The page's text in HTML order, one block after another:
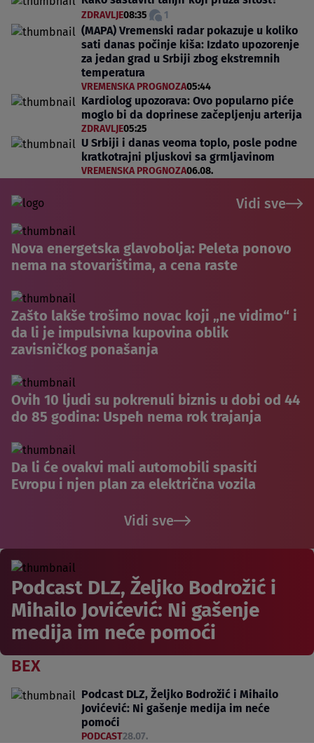
ZDRAVLJE08:35 1
(MAPA) Vremenski radar pokazuje u koliko
sati danas počinje kiša: Izdato upozorenje
za jedan grad u Srbiji zbog ekstremnih
temperatura
VREMENSKA PROGNOZA05:44
Kardiolog upozorava: Ovo popularno piće
moglo bi da doprinese začepljenju arterija
ZDRAVLJE05:25
U Srbiji i danas veoma toplo, posle podne
kratkotrajni pljuskovi sa grmljavinom
VREMENSKA PROGNOZA06.08.
Vidi sve
Nova energetska glavobolja: Peleta ponovo
nema na stovarištima, a cena raste
Zašto lakše trošimo novac koji „ne vidimo“ i
da li je impulsivna kupovina oblik
zavisničkog ponašanja
Ovih 10 ljudi su pokrenuli biznis u dobi od 44
do 85 godina: Uspeh nema rok trajanja
Da li će ovakvi mali automobili spasiti
Evropu i njen plan za električna vozila
Vidi sve
Podcast DLZ, Željko Bodrožić i
Mihailo Jovićević: Ni gašenje
medija im neće pomoći
BEX
Podcast DLZ, Željko Bodrožić i Mihailo
Jovićević: Ni gašenje medija im neće
pomoći
PODCAST28.07.